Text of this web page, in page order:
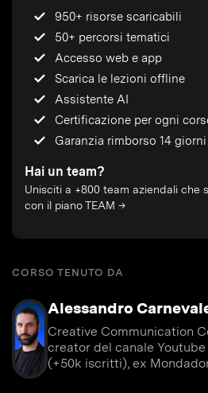
950+ risorse scaricabili
50+ percorsi tematici
Accesso web e app
Scarica le lezioni offline
Assistente AI
Certificazione per ogni
Garanzia rimborso 14 giorni
Hai un team?
Unisciti a +800 team aziendali che
con il piano TEAM →
CORSO TENUTO DA
Alessandro
Creative Communication
creator del canale
(+50k iscritti), ex